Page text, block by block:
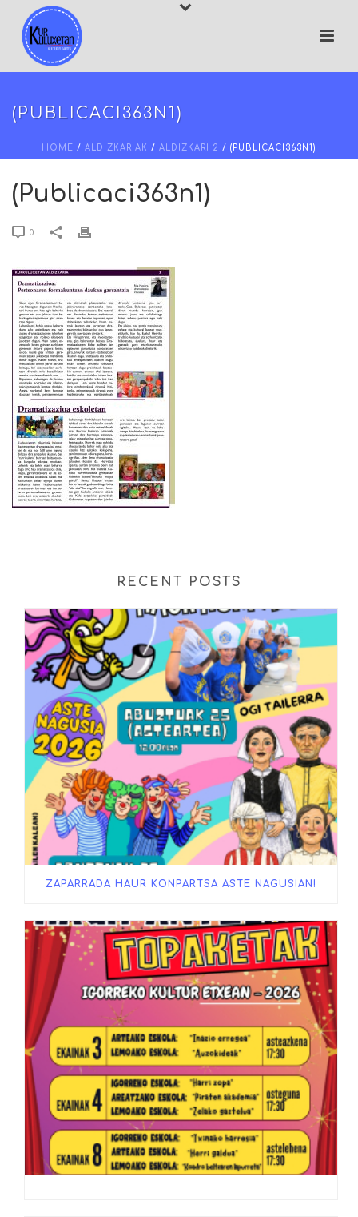
(PUBLICACI363N1)
HOME / ALDIZKARIAK / ALDIZKARI 2 / (PUBLICACI363N1)
(Publicaci363n1)
0
RECENT POSTS
ZAPARRADA HAUR KONPARTSA ASTE NAGUSIAN!